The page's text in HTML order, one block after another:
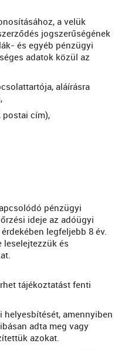
a velük
jogszerűségének
és egyéb pénzügyi
adatok közül az
aláírásra
postai cím),
pénzügyi
ideje az adóügyi
legfeljebb 8 év.
leselejtezzük és
tájékoztatást fenti
helyesbítését, amennyiben
adta meg vagy
azokat.